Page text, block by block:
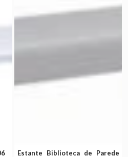
Estante Biblioteca de Parede